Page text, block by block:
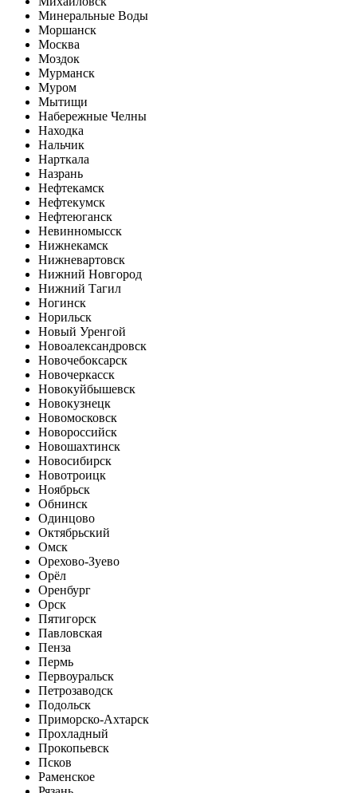
Минеральные Воды
Моршанск
Москва
Моздок
Мурманск
Муром
Мытищи
Набережные Челны
Находка
Нальчик
Нарткала
Назрань
Нефтекамск
Нефтекумск
Нефтеюганск
Невинномысск
Нижнекамск
Нижневартовск
Нижний Новгород
Нижний Тагил
Ногинск
Норильск
Новый Уренгой
Новоалександровск
Новочебоксарск
Новочеркасск
Новокуйбышевск
Новокузнецк
Новомосковск
Новороссийск
Новошахтинск
Новосибирск
Новотроицк
Ноябрьск
Обнинск
Одинцово
Октябрьский
Омск
Орехово-Зуево
Орёл
Оренбург
Орск
Пятигорск
Павловская
Пенза
Пермь
Первоуральск
Петрозаводск
Подольск
Приморско-Ахтарск
Прохладный
Прокопьевск
Псков
Раменское